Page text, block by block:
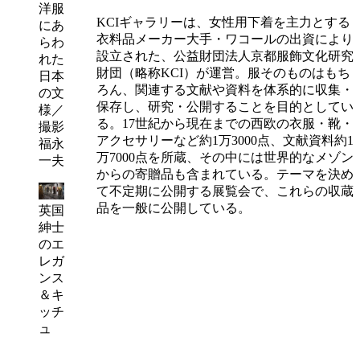
洋服
にあ
らわ
れた
日本
の文
様／
撮影
福永
一夫
英国
紳士
のエ
レガ
ンス
＆キ
ッチ
ュ
KCIギャラリーは、女性用下着を主力とする
衣料品メーカー大手・ワコールの出資により
設立された、公益財団法人京都服飾文化研究
財団（略称KCI）が運営。服そのものはもち
ろん、関連する文献や資料を体系的に収集・
保存し、研究・公開することを目的としてい
る。17世紀から現在までの西欧の衣服・靴・
アクセサリーなど約1万3000点、文献資料約1
万7000点を所蔵、その中には世界的なメゾン
からの寄贈品も含まれている。テーマを決め
て不定期に公開する展覧会で、これらの収蔵
品を一般に公開している。